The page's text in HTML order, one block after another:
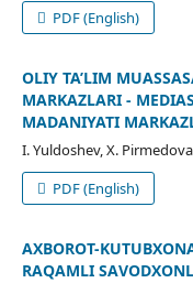
PDF (English)
OLIY TA’LIM
MARKAZLARI -
MADANIYATI
I. Yuldoshev, X. Pirmedova
PDF (English)
АXBOROT-
RАQАMLI